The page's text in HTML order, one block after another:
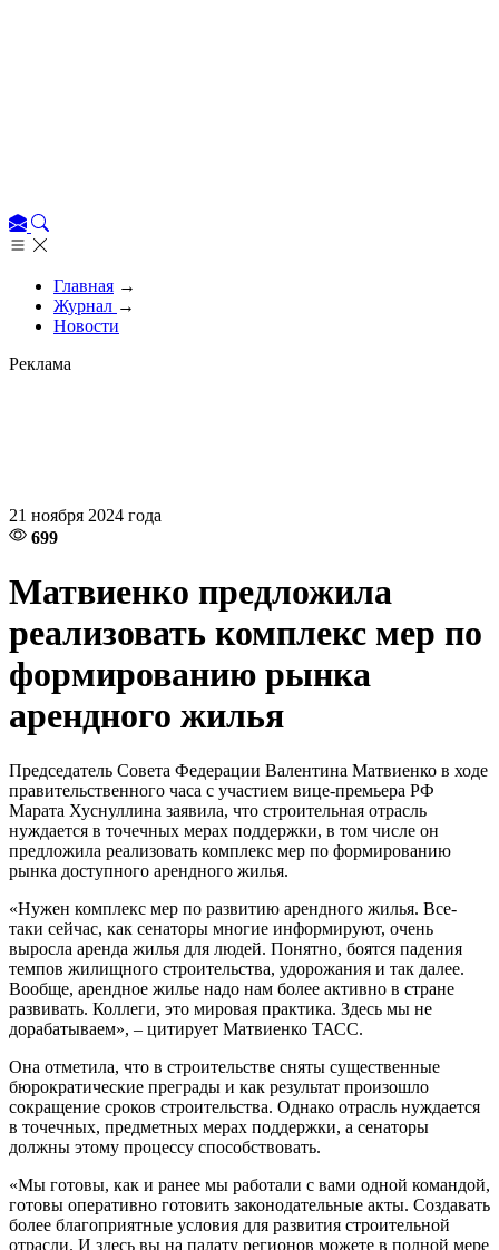
Главная →
Журнал →
Новости
Реклама
21 ноября 2024 года
699
Матвиенко предложила
реализовать комплекс мер по
формированию рынка
арендного жилья
Председатель Совета Федерации Валентина Матвиенко в ходе
правительственного часа с участием вице-премьера РФ
Марата Хуснуллина заявила, что строительная отрасль
нуждается в точечных мерах поддержки, в том числе он
предложила реализовать комплекс мер по формированию
рынка доступного арендного жилья.
«Нужен комплекс мер по развитию арендного жилья. Все-
таки сейчас, как сенаторы многие информируют, очень
выросла аренда жилья для людей. Понятно, боятся падения
темпов жилищного строительства, удорожания и так далее.
Вообще, арендное жилье надо нам более активно в стране
развивать. Коллеги, это мировая практика. Здесь мы не
дорабатываем», – цитирует Матвиенко ТАСС.
Она отметила, что в строительстве сняты существенные
бюрократические преграды и как результат произошло
сокращение сроков строительства. Однако отрасль нуждается
в точечных, предметных мерах поддержки, а сенаторы
должны этому процессу способствовать.
«Мы готовы, как и ранее мы работали с вами одной командой,
готовы оперативно готовить законодательные акты. Создавать
более благоприятные условия для развития строительной
отрасли. И здесь вы на палату регионов можете в полной мере